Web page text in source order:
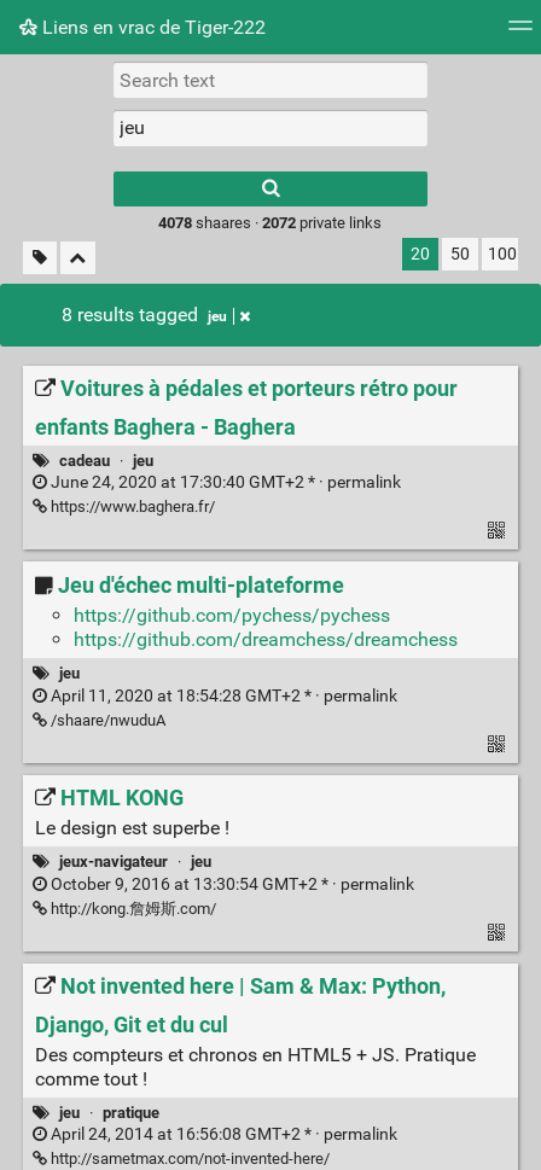
Liens en vrac de Tiger-222
Picture wall
results.
4078 shaares ·2072 private links
20 50 100
8 results tagged jeu
Voitures à pédales et porteurs rétro pour
enfants Baghera - Baghera
cadeau · jeu
June 24, 2020 at 17:30:40 GMT+2 * · permalink
https://www.baghera.fr/
Jeu d'échec multi-plateforme
https://github.com/pychess/pychess
https://github.com/dreamchess/dreamchess
jeu
April 11, 2020 at 18:54:28 GMT+2 * · permalink
/shaare/nwuduA
HTML KONG
Le design est superbe !
jeux-navigateur · jeu
October 9, 2016 at 13:30:54 GMT+2 * · permalink
http://kong.詹姆斯.com/
Not invented here | Sam & Max: Python,
Django, Git et du cul
Des compteurs et chronos en HTML5 + JS. Pratique
comme tout !
jeu · pratique
April 24, 2014 at 16:56:08 GMT+2 * · permalink
http://sametmax.com/not-invented-here/